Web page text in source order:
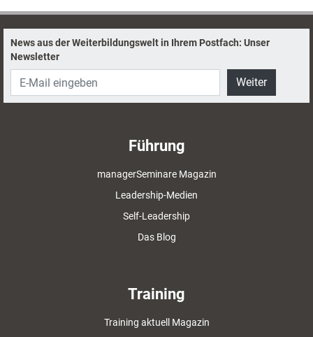
News aus der Weiterbildungswelt in Ihrem Postfach: Unser
Newsletter
Weiter
Führung
managerSeminare Magazin
Leadership-Medien
Self-Leadership
Das Blog
Training
Training aktuell Magazin